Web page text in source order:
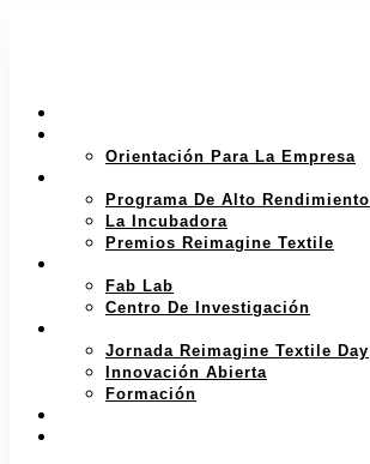
Orientación Para La Empresa
Programa De Alto Rendimiento
La Incubadora
Premios Reimagine Textile
Fab Lab
Centro De Investigación
Jornada Reimagine Textile Day
Innovación Abierta
Formación